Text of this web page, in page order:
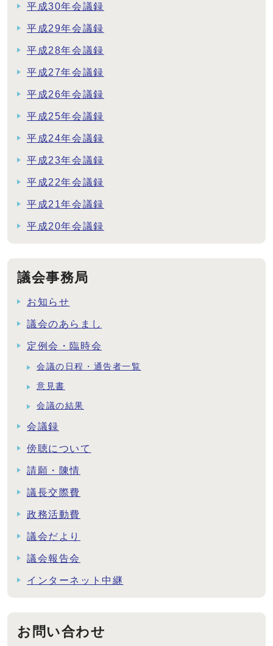
平成30年会議録
平成29年会議録
平成28年会議録
平成27年会議録
平成26年会議録
平成25年会議録
平成24年会議録
平成23年会議録
平成22年会議録
平成21年会議録
平成20年会議録
議会事務局
お知らせ
議会のあらまし
定例会・臨時会
会議の日程・通告者一覧
意見書
会議の結果
会議録
傍聴について
請願・陳情
議長交際費
政務活動費
議会だより
議会報告会
インターネット中継
お問い合わせ